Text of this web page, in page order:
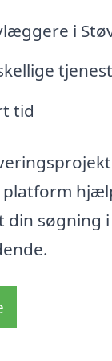
i
tid
søgning